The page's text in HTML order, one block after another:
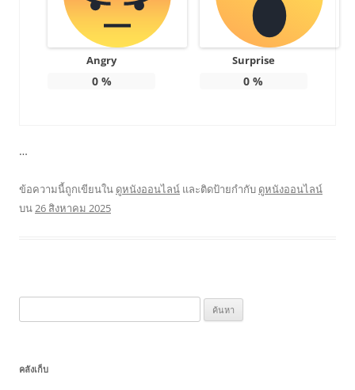
Angry
0%
Surprise
0 %
…
ข้อความนี้ถูกเขียนใน ดูหนังออนไลน์ และติดป้ายกำกับ ดูหนังออนไลน์
บน26 สิงหาคม 2025
สำหรับ:
คลังเก็บ